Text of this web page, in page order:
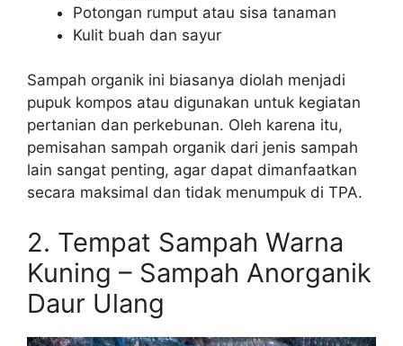
Potongan rumput atau sisa tanaman
Kulit buah dan sayur
Sampah organik ini biasanya diolah menjadi
pupuk kompos atau digunakan untuk kegiatan
pertanian dan perkebunan. Oleh karena itu,
pemisahan sampah organik dari jenis sampah
lain sangat penting, agar dapat dimanfaatkan
secara maksimal dan tidak menumpuk di TPA.
2. Tempat Sampah Warna
Kuning – Sampah Anorganik
Daur Ulang